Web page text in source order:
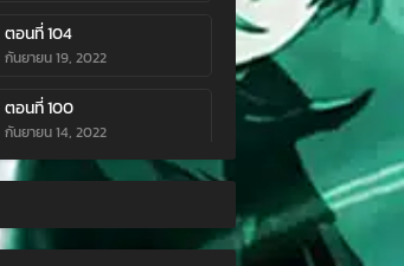
ตอนที่ 104
กันยายน 19, 2022
ตอนที่ 100
กันยายน 14, 2022
ตอนที่ 96
ตอนที่ 92